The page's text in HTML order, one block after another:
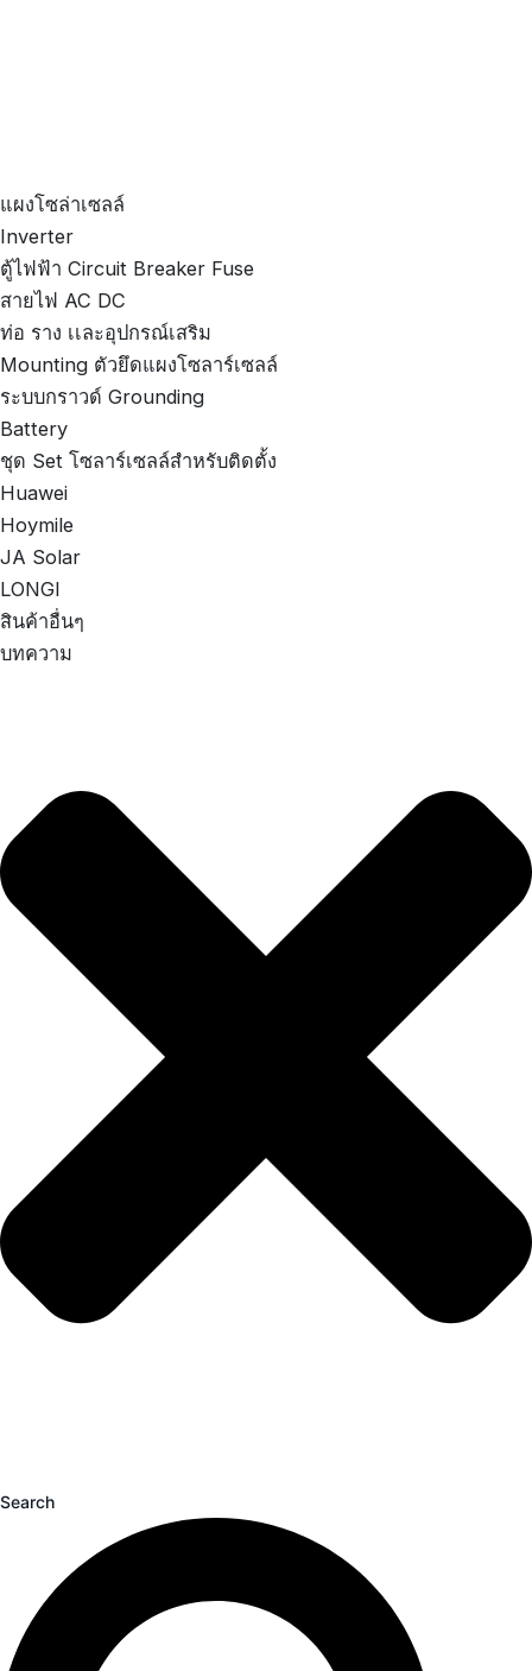
แผงโซล่าเซลล์
Inverter
ตู้ไฟฟ้า Circuit Breaker Fuse
สายไฟ AC DC
ท่อ ราง เเละอุปกรณ์เสริม
Mounting ตัวยึดแผงโซลาร์เซลล์
ระบบกราวด์ Grounding
Battery
ชุด Set โซลาร์เซลล์สำหรับติดตั้ง
Huawei
Hoymile
JA Solar
LONGI
สินค้าอื่นๆ
บทความ
Search